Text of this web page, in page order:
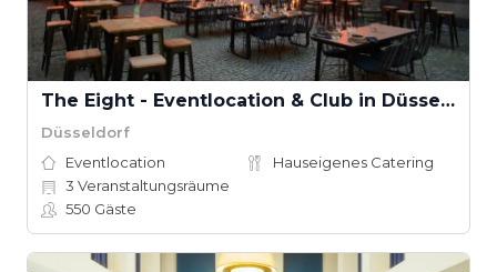
The Eight - Eventlocation & Club in Düsseldorf
Düsseldorf
Eventlocation
Hauseigenes Catering
3 Veranstaltungsräume
550 Gäste